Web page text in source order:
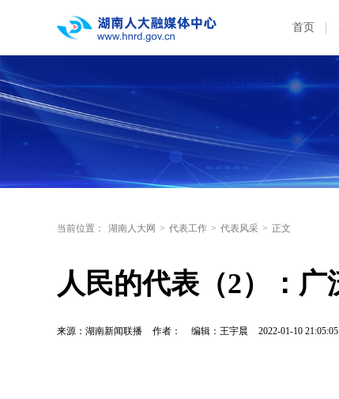
首页
当前位置： 湖南人大网 > 代表工作 > 代表风采 > 正文
人民的代表（2）：
来源：湖南新闻联播 作者： 编辑：王宇晨 2022-01-10 21:05:05